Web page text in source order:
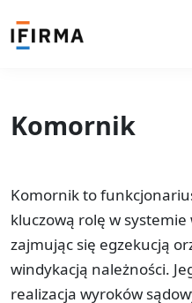
Komornik
Komornik to
kluczową rolę w
zajmując się egzekucją
windykacją należności.
realizacja wyroków